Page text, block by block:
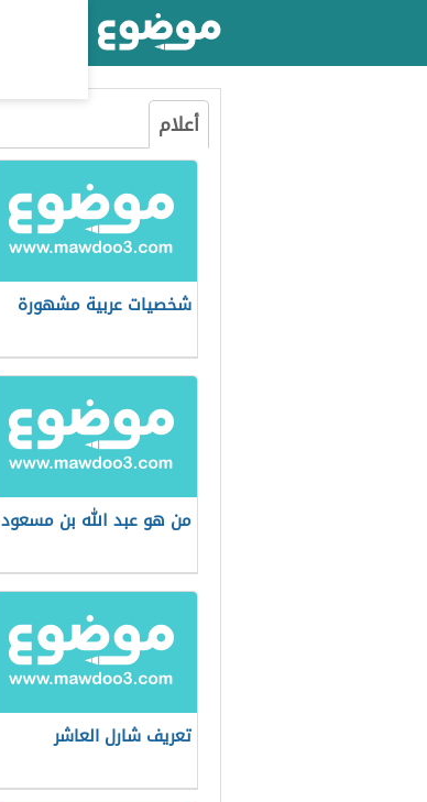
أعلام
شخصيات عربية مشهورة
من هو عبد الله بن مسعود
تعريف شارل العاشر